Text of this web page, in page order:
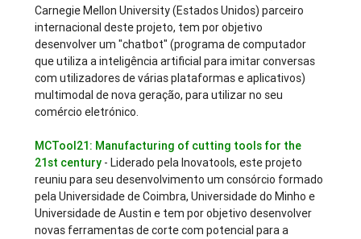
Carnegie Mellon University (Estados Unidos) parceiro
internacional deste projeto, tem por objetivo
desenvolver um "chatbot" (programa de computador
que utiliza a inteligência artificial para imitar conversas
com utilizadores de várias plataformas e aplicativos)
multimodal de nova geração, para utilizar no seu
comércio eletrónico.
MCTool21: Manufacturing of cutting tools for the
21st century - Liderado pela Inovatools, este projeto
reuniu para seu desenvolvimento um consórcio formado
pela Universidade de Coimbra, Universidade do Minho e
Universidade de Austin e tem por objetivo desenvolver
novas ferramentas de corte com potencial para a